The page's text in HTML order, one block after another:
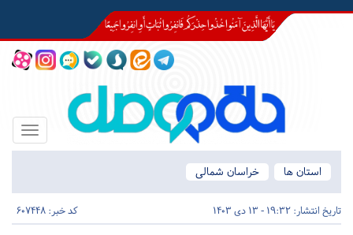
Toggle
استان ها
خراسان شمالی
تاریخ انتشار: 19:32 - 13 دی 1403 کد خبر: 607448